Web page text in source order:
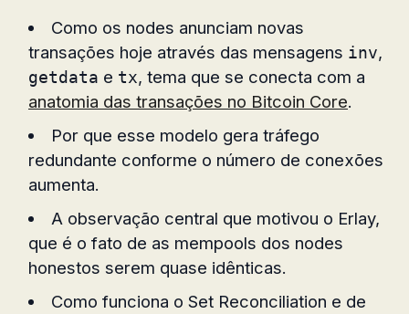
Como os nodes anunciam novas
transações hoje através das mensagens inv,
getdata e tx, tema que se conecta com a
anatomia das transações no Bitcoin Core.
Por que esse modelo gera tráfego
redundante conforme o número de conexões
aumenta.
A observação central que motivou o Erlay,
que é o fato de as mempools dos nodes
honestos serem quase idênticas.
Como funciona o Set Reconciliation e de